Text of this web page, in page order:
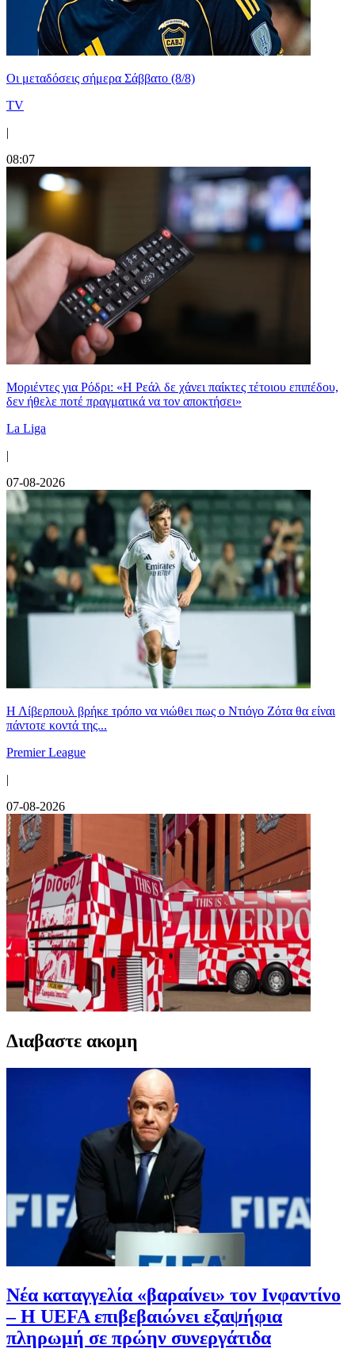
Οι μεταδόσεις σήμερα Σάββατο (8/8)
TV
|
08:07
Μοριέντες για Ρόδρι: «Η Ρεάλ δε χάνει παίκτες τέτοιου επιπέδου,
δεν ήθελε ποτέ πραγματικά να τον αποκτήσει»
La Liga
|
07-08-2026
Η Λίβερπουλ βρήκε τρόπο να νιώθει πως ο Ντιόγο Ζότα θα είναι
πάντοτε κοντά της...
Premier League
|
07-08-2026
Διαβαστε ακομη
Νέα καταγγελία «βαραίνει» τον Ινφαντίνο
– Η UEFA επιβεβαιώνει εξαψήφια
πληρωμή σε πρώην συνεργάτιδα